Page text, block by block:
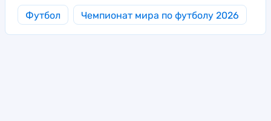
Футбол Чемпионат мира по футболу 2026